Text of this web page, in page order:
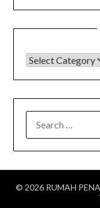
KATEGORI
FOR:
© 2026 RUMAH